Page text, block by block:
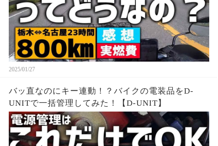
2025/01/27
バッ直なのにキー連動！？バイクの電装品をD-
UNITで一括管理してみた！【D-UNIT】